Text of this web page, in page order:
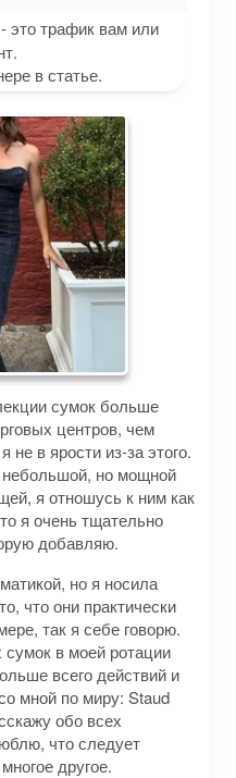
- это трафик вам или
в статье.
сумок больше
центров, чем
в ярости из-за этого.
небольшой, но мощной
я отношусь к ним как
я очень тщательно
добавляю.
но я носила
что они практически
так я себе говорю.
сумок в моей ротации
всего действий и
мной по миру: Staud
обо всех
что следует
другое.